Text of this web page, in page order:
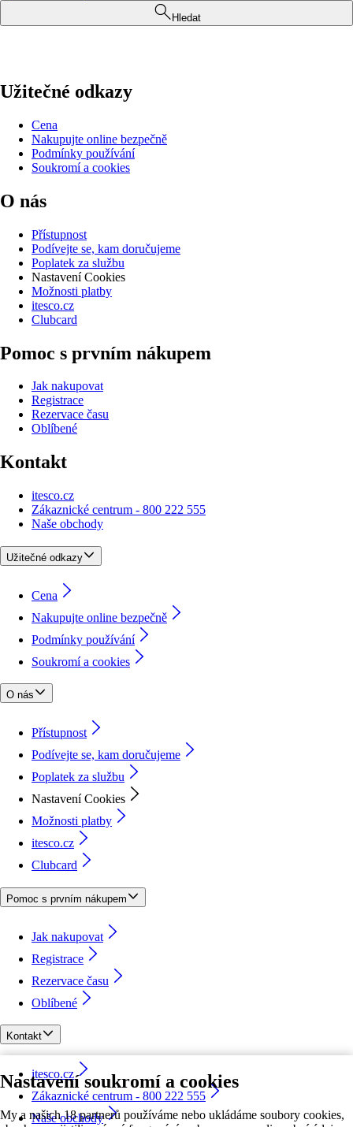
Nastavení soukromí a cookies
My a našich 18 partnerů používáme nebo ukládáme soubory cookies,
Hledat
Užitečné odkazy
Cena
Nakupujte online bezpečně
Podmínky používání
Soukromí a cookies
O nás
Přístupnost
Podívejte se, kam doručujeme
Poplatek za službu
Nastavení Cookies
Možnosti platby
itesco.cz
Clubcard
Pomoc s prvním nákupem
Jak nakupovat
Registrace
Rezervace času
Oblíbené
Kontakt
itesco.cz
Zákaznické centrum - 800 222 555
Naše obchody
Užitečné odkazy
Cena
Nakupujte online bezpečně
Podmínky používání
Soukromí a cookies
O nás
Přístupnost
Podívejte se, kam doručujeme
Poplatek za službu
Nastavení Cookies
Možnosti platby
itesco.cz
Clubcard
Pomoc s prvním nákupem
Jak nakupovat
Registrace
Rezervace času
Oblíbené
Kontakt
itesco.cz
Zákaznické centrum - 800 222 555
Naše obchody